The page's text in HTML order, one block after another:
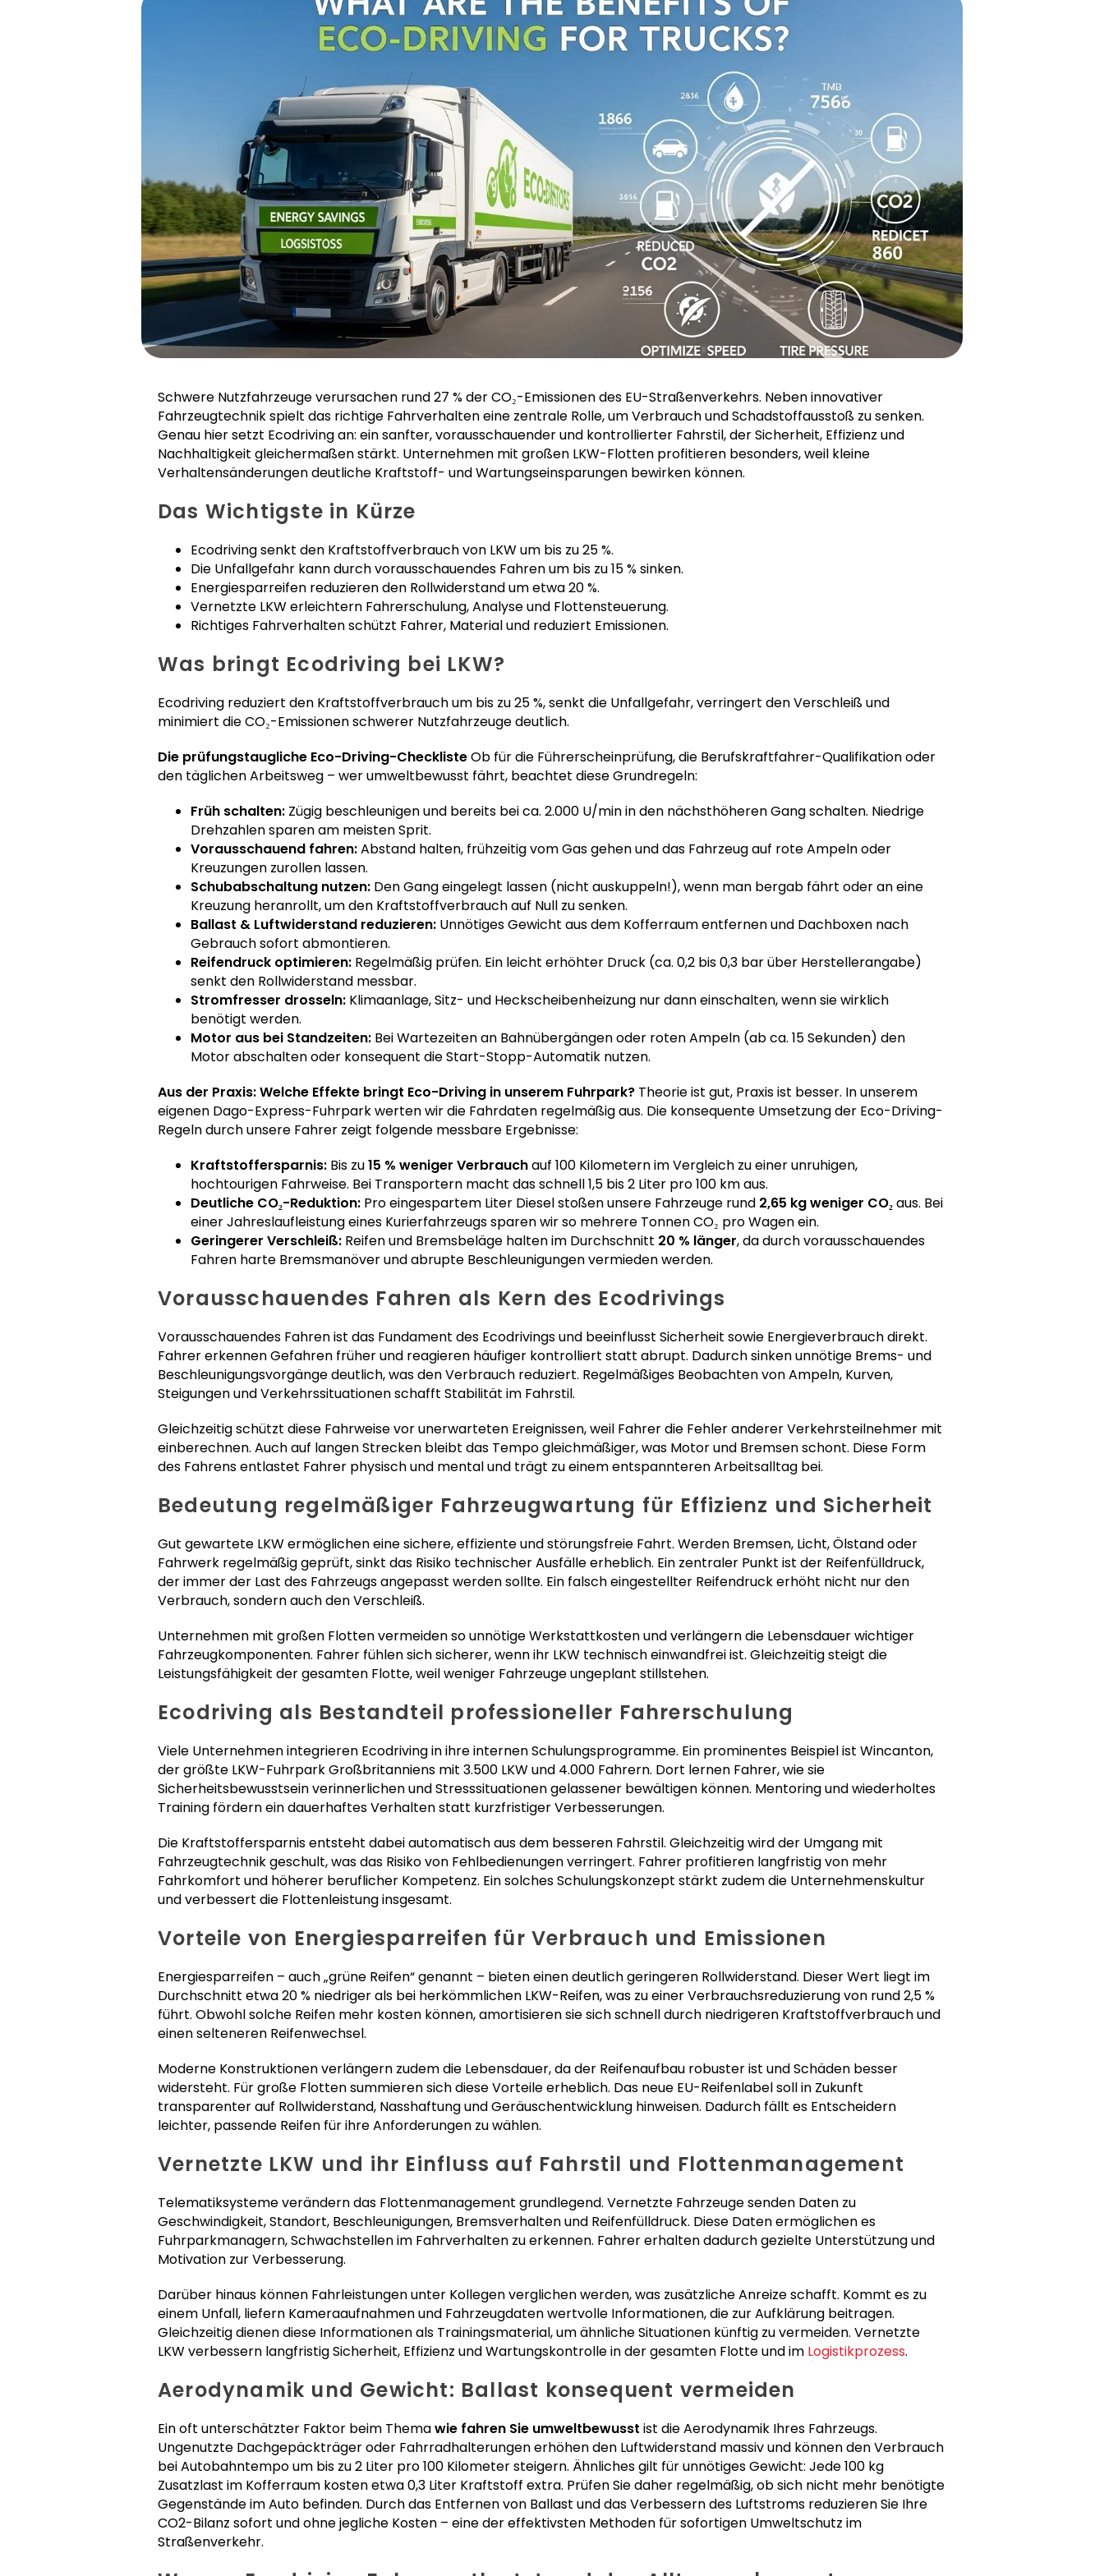
Schwere Nutzfahrzeuge verursachen rund 27 % der CO₂-Emissionen des EU-Straßenverkehrs. Neben innovativer
Fahrzeugtechnik spielt das richtige Fahrverhalten eine zentrale Rolle, um Verbrauch und Schadstoffausstoß zu senken.
Genau hier setzt Ecodriving an: ein sanfter, vorausschauender und kontrollierter Fahrstil, der Sicherheit, Effizienz und
Nachhaltigkeit gleichermaßen stärkt. Unternehmen mit großen LKW-Flotten profitieren besonders, weil kleine
Verhaltensänderungen deutliche Kraftstoff- und Wartungseinsparungen bewirken können.
Das Wichtigste in Kürze
Ecodriving senkt den Kraftstoffverbrauch von LKW um bis zu 25 %.
Die Unfallgefahr kann durch vorausschauendes Fahren um bis zu 15 % sinken.
Energiesparreifen reduzieren den Rollwiderstand um etwa 20 %.
Vernetzte LKW erleichtern Fahrerschulung, Analyse und Flottensteuerung.
Richtiges Fahrverhalten schützt Fahrer, Material und reduziert Emissionen.
Was bringt Ecodriving bei LKW?
Ecodriving reduziert den Kraftstoffverbrauch um bis zu 25 %, senkt die Unfallgefahr, verringert den Verschleiß und
minimiert die CO₂-Emissionen schwerer Nutzfahrzeuge deutlich.
Die prüfungstaugliche Eco-Driving-ChecklisteOb für die Führerscheinprüfung, die Berufskraftfahrer-Qualifikation oder
den täglichen Arbeitsweg – wer umweltbewusst fährt, beachtet diese Grundregeln:
Früh schalten: Zügig beschleunigen und bereits bei ca. 2.000 U/min in den nächsthöheren Gang schalten. Niedrige
Drehzahlen sparen am meisten Sprit.
Vorausschauend fahren:Abstand halten, frühzeitig vom Gas gehen und das Fahrzeug auf rote Ampeln oder
Kreuzungen zurollen lassen.
Schubabschaltung nutzen: Den Gang eingelegt lassen (nicht auskuppeln!), wenn man bergab fährt oder an eine
Kreuzung heranrollt, um den Kraftstoffverbrauch auf Null zu senken.
Ballast & Luftwiderstand reduzieren: Unnötiges Gewicht aus dem Kofferraum entfernen und Dachboxen nach
Gebrauch sofort abmontieren.
Reifendruck optimieren: Regelmäßig prüfen. Ein leicht erhöhter Druck (ca. 0,2 bis 0,3 bar über Herstellerangabe)
senkt den Rollwiderstand messbar.
Stromfresser drosseln: Klimaanlage, Sitz- und Heckscheibenheizung nur dann einschalten, wenn sie wirklich
benötigt werden.
Motor aus bei Standzeiten: Bei Wartezeiten an Bahnübergängen oder roten Ampeln (ab ca. 15 Sekunden) den
Motor abschalten oder konsequent die Start-Stopp-Automatik nutzen.
Aus der Praxis: Welche Effekte bringt Eco-Driving in unserem Fuhrpark? Theorie ist gut, Praxis ist besser. In unserem
eigenen Dago-Express-Fuhrpark werten wir die Fahrdaten regelmäßig aus. Die konsequente Umsetzung der Eco-Driving-
Regeln durch unsere Fahrer zeigt folgende messbare Ergebnisse:
Kraftstoffersparnis: Bis zu15 % weniger Verbrauchauf 100 Kilometern im Vergleich zu einer unruhigen,
hochtourigen Fahrweise. Bei Transportern macht das schnell 1,5 bis 2 Liter pro 100 km aus.
Deutliche CO₂-Reduktion: Pro eingespartem Liter Diesel stoßen unsere Fahrzeuge rund 2,65 kg weniger CO₂aus. Bei
einer Jahreslaufleistung eines Kurierfahrzeugs sparen wir so mehrere Tonnen CO₂ pro Wagen ein.
Geringerer Verschleiß: Reifen und Bremsbeläge halten im Durchschnitt 20 % länger, da durch vorausschauendes
Fahren harte Bremsmanöver und abrupte Beschleunigungen vermieden werden.
Vorausschauendes Fahren als Kern des Ecodrivings
Vorausschauendes Fahren ist das Fundament des Ecodrivings und beeinflusst Sicherheit sowie Energieverbrauch direkt.
Fahrer erkennen Gefahren früher und reagieren häufiger kontrolliert statt abrupt. Dadurch sinken unnötige Brems- und
Beschleunigungsvorgänge deutlich, was den Verbrauch reduziert. Regelmäßiges Beobachten von Ampeln, Kurven,
Steigungen und Verkehrssituationen schafft Stabilität im Fahrstil.
Gleichzeitig schützt diese Fahrweise vor unerwarteten Ereignissen, weil Fahrer die Fehler anderer Verkehrsteilnehmer mit
einberechnen. Auch auf langen Strecken bleibt das Tempo gleichmäßiger, was Motor und Bremsen schont. Diese Form
des Fahrens entlastet Fahrer physisch und mental und trägt zu einem entspannteren Arbeitsalltag bei.
Bedeutung regelmäßiger Fahrzeugwartung für Effizienz und Sicherheit
Gut gewartete LKW ermöglichen eine sichere, effiziente und störungsfreie Fahrt. Werden Bremsen, Licht, Ölstand oder
Fahrwerk regelmäßig geprüft, sinkt das Risiko technischer Ausfälle erheblich. Ein zentraler Punkt ist der Reifenfülldruck,
der immer der Last des Fahrzeugs angepasst werden sollte. Ein falsch eingestellter Reifendruck erhöht nicht nur den
Verbrauch, sondern auch den Verschleiß.
Unternehmen mit großen Flotten vermeiden so unnötige Werkstattkosten und verlängern die Lebensdauer wichtiger
Fahrzeugkomponenten. Fahrer fühlen sich sicherer, wenn ihr LKW technisch einwandfrei ist. Gleichzeitig steigt die
Leistungsfähigkeit der gesamten Flotte, weil weniger Fahrzeuge ungeplant stillstehen.
Ecodriving als Bestandteil professioneller Fahrerschulung
Viele Unternehmen integrieren Ecodriving in ihre internen Schulungsprogramme. Ein prominentes Beispiel ist Wincanton,
der größte LKW-Fuhrpark Großbritanniens mit 3.500 LKW und 4.000 Fahrern. Dort lernen Fahrer, wie sie
Sicherheitsbewusstsein verinnerlichen und Stresssituationen gelassener bewältigen können. Mentoring und wiederholtes
Training fördern ein dauerhaftes Verhalten statt kurzfristiger Verbesserungen.
Die Kraftstoffersparnis entsteht dabei automatisch aus dem besseren Fahrstil. Gleichzeitig wird der Umgang mit
Fahrzeugtechnik geschult, was das Risiko von Fehlbedienungen verringert. Fahrer profitieren langfristig von mehr
Fahrkomfort und höherer beruflicher Kompetenz. Ein solches Schulungskonzept stärkt zudem die Unternehmenskultur
und verbessert die Flottenleistung insgesamt.
Vorteile von Energiesparreifen für Verbrauch und Emissionen
Energiesparreifen – auch „grüne Reifen“ genannt – bieten einen deutlich geringeren Rollwiderstand. Dieser Wert liegt im
Durchschnitt etwa 20 % niedriger als bei herkömmlichen LKW-Reifen, was zu einer Verbrauchsreduzierung von rund 2,5 %
führt. Obwohl solche Reifen mehr kosten können, amortisieren sie sich schnell durch niedrigeren Kraftstoffverbrauch und
einen selteneren Reifenwechsel.
Moderne Konstruktionen verlängern zudem die Lebensdauer, da der Reifenaufbau robuster ist und Schäden besser
widersteht. Für große Flotten summieren sich diese Vorteile erheblich. Das neue EU-Reifenlabel soll in Zukunft
transparenter auf Rollwiderstand, Nasshaftung und Geräuschentwicklung hinweisen. Dadurch fällt es Entscheidern
leichter, passende Reifen für ihre Anforderungen zu wählen.
Vernetzte LKW und ihr Einfluss auf Fahrstil und Flottenmanagement
Telematiksysteme verändern das Flottenmanagement grundlegend. Vernetzte Fahrzeuge senden Daten zu
Geschwindigkeit, Standort, Beschleunigungen, Bremsverhalten und Reifenfülldruck. Diese Daten ermöglichen es
Fuhrparkmanagern, Schwachstellen im Fahrverhalten zu erkennen. Fahrer erhalten dadurch gezielte Unterstützung und
Motivation zur Verbesserung.
Darüber hinaus können Fahrleistungen unter Kollegen verglichen werden, was zusätzliche Anreize schafft. Kommt es zu
einem Unfall, liefern Kameraaufnahmen und Fahrzeugdaten wertvolle Informationen, die zur Aufklärung beitragen.
Gleichzeitig dienen diese Informationen als Trainingsmaterial, um ähnliche Situationen künftig zu vermeiden. Vernetzte
LKW verbessern langfristig Sicherheit, Effizienz und Wartungskontrolle in der gesamten Flotte und im Logistikprozess.
Aerodynamik und Gewicht: Ballast konsequent vermeiden
Ein oft unterschätzter Faktor beim Themawie fahren Sie umweltbewusst ist die Aerodynamik Ihres Fahrzeugs.
Ungenutzte Dachgepäckträger oder Fahrradhalterungen erhöhen den Luftwiderstand massiv und können den Verbrauch
bei Autobahntempo um bis zu 2 Liter pro 100 Kilometer steigern. Ähnliches gilt für unnötiges Gewicht: Jede 100 kg
Zusatzlast im Kofferraum kosten etwa 0,3 Liter Kraftstoff extra. Prüfen Sie daher regelmäßig, ob sich nicht mehr benötigte
Gegenstände im Auto befinden. Durch das Entfernen von Ballast und das Verbessern des Luftstroms reduzieren Sie Ihre
CO2-Bilanz sofort und ohne jegliche Kosten – eine der effektivsten Methoden für sofortigen Umweltschutz im
Straßenverkehr.